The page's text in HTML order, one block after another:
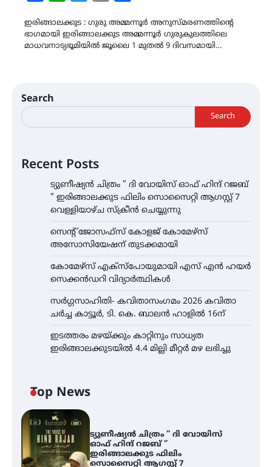
ഇരിങ്ങാലക്കുട : ഗുരു അമ്മന്നൂർ അനുസ്മരണത്തിൻ്റെ
ഭാഗമായി ഇരിങ്ങാലക്കുട അമ്മന്നൂർ ഗുരുകുലത്തിലെ
മാധവനാട്യഭൂമിയിൽ ജൂലൈ 1 മുതൽ 9 ദിവസമായി…
Search
Search
Recent Posts
ട്യുണീഷ്യൻ ചിത്രം ” ദി വോയിസ് ഓഫ് ഹിന്ദ് റജബ്
” ഇരിങ്ങാലക്കുട ഫിലിം സൊസൈറ്റി ആഗസ്റ്റ് 7
വെള്ളിയാഴ്ച സ്‌ക്രീൻ ചെയ്യുന്നു
സെന്റ് ജോസഫ്സ് കോളജ് കോമേഴ്‌സ്
അസോസിയേഷന് തുടക്കമായി
കോമേഴ്സ് എക്സ്പോയുമായി എസ് എൻ ഹയർ
സെക്കൻഡറി വിദ്യാർത്ഥികൾ
സർഗ്ഗസാഹിതി- കവിതാസംഗമം 2026 കവിതാ
ചർച്ച കാട്ടൂർ, ടി. കെ. ബാലൻ ഹാളിൽ 16ന്
ഇടത്തരം മഴയ്ക്കും കാറ്റിനും സാധ്യത
ഇരിങ്ങാലക്കുടയിൽ 4.4 മില്ലി മീറ്റർ മഴ ലഭിച്ചു
Top News
ട്യുണീഷ്യൻ ചിത്രം ” ദി വോയിസ്
ഓഫ് ഹിന്ദ് റജബ് ”
ഇരിങ്ങാലക്കുട ഫിലിം
സൊസൈറ്റി ആഗസ്റ്റ് 7